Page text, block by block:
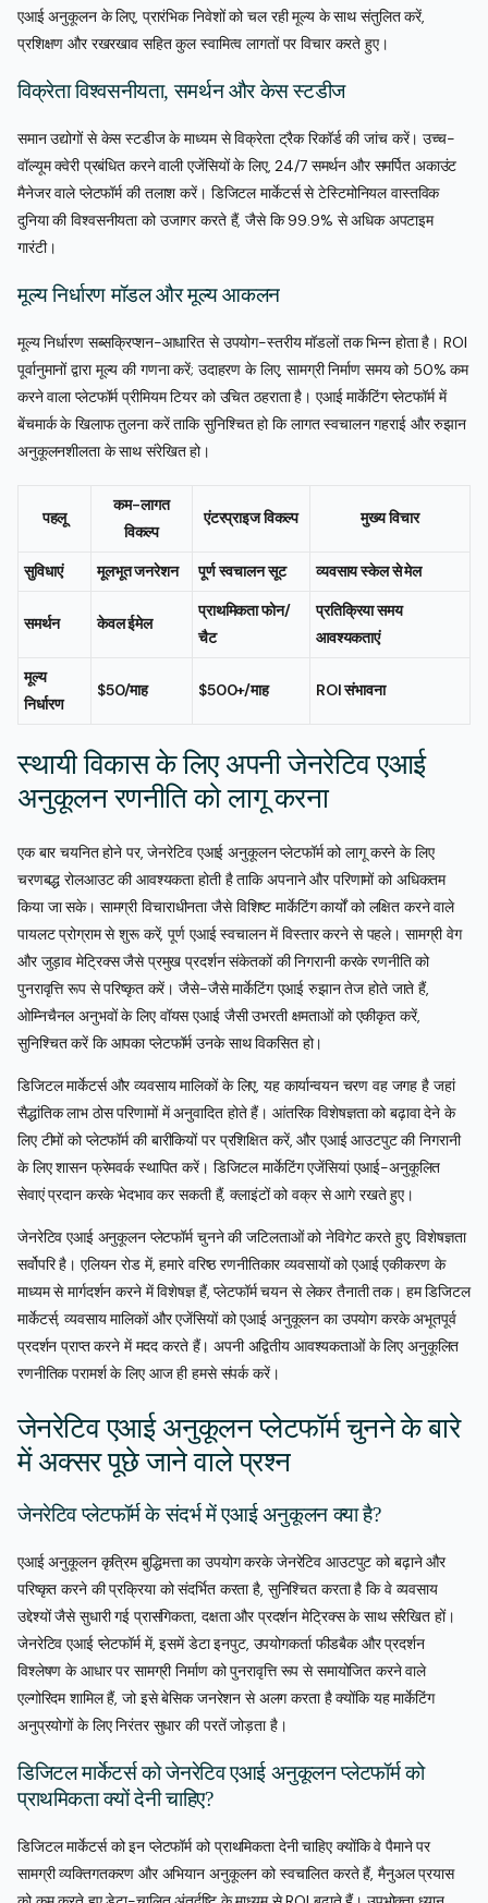
एआई अनुकूलन के लिए, प्रारंभिक निवेशों को चल रही मूल्य के साथ संतुलित करें,
प्रशिक्षण और रखरखाव सहित कुल स्वामित्व लागतों पर विचार करते हुए।
विक्रेता विश्वसनीयता, समर्थन और केस स्टडीज
समान उद्योगों से केस स्टडीज के माध्यम से विक्रेता ट्रैक रिकॉर्ड की जांच करें। उच्च-
वॉल्यूम क्वेरी प्रबंधित करने वाली एजेंसियों के लिए, 24/7 समर्थन और समर्पित अकाउंट
मैनेजर वाले प्लेटफॉर्म की तलाश करें। डिजिटल मार्केटर्स से टेस्टिमोनियल वास्तविक
दुनिया की विश्वसनीयता को उजागर करते हैं, जैसे कि 99.9% से अधिक अपटाइम
गारंटी।
मूल्य निर्धारण मॉडल और मूल्य आकलन
मूल्य निर्धारण सब्सक्रिप्शन-आधारित से उपयोग-स्तरीय मॉडलों तक भिन्न होता है। ROI
पूर्वानुमानों द्वारा मूल्य की गणना करें; उदाहरण के लिए, सामग्री निर्माण समय को 50% कम
करने वाला प्लेटफॉर्म प्रीमियम टियर को उचित ठहराता है। एआई मार्केटिंग प्लेटफॉर्म में
बेंचमार्क के खिलाफ तुलना करें ताकि सुनिश्चित हो कि लागत स्वचालन गहराई और रुझान
अनुकूलनशीलता के साथ संरेखित हो।
पहलू
कम-लागत
विकल्प
एंटरप्राइज विकल्प मुख्य विचार
सुविधाएं मूलभूत जनरेशन पूर्ण स्वचालन सूट व्यवसाय स्केल से मेल
समर्थन केवल ईमेल
प्राथमिकता फोन/
चैट
प्रतिक्रिया समय
आवश्यकताएं
मूल्य
निर्धारण
$50/माह $500+/माह ROI संभावना
स्थायी विकास के लिए अपनी जेनरेटिव एआई
अनुकूलन रणनीति को लागू करना
एक बार चयनित होने पर, जेनरेटिव एआई अनुकूलन प्लेटफॉर्म को लागू करने के लिए
चरणबद्ध रोलआउट की आवश्यकता होती है ताकि अपनाने और परिणामों को अधिकतम
किया जा सके। सामग्री विचाराधीनता जैसे विशिष्ट मार्केटिंग कार्यों को लक्षित करने वाले
पायलट प्रोग्राम से शुरू करें, पूर्ण एआई स्वचालन में विस्तार करने से पहले। सामग्री वेग
और जुड़ाव मेट्रिक्स जैसे प्रमुख प्रदर्शन संकेतकों की निगरानी करके रणनीति को
पुनरावृत्ति रूप से परिष्कृत करें। जैसे-जैसे मार्केटिंग एआई रुझान तेज होते जाते हैं,
ओम्निचैनल अनुभवों के लिए वॉयस एआई जैसी उभरती क्षमताओं को एकीकृत करें,
सुनिश्चित करें कि आपका प्लेटफॉर्म उनके साथ विकसित हो।
डिजिटल मार्केटर्स और व्यवसाय मालिकों के लिए, यह कार्यान्वयन चरण वह जगह है जहां
सैद्धांतिक लाभ ठोस परिणामों में अनुवादित होते हैं। आंतरिक विशेषज्ञता को बढ़ावा देने के
लिए टीमों को प्लेटफॉर्म की बारीकियों पर प्रशिक्षित करें, और एआई आउटपुट की निगरानी
के लिए शासन फ्रेमवर्क स्थापित करें। डिजिटल मार्केटिंग एजेंसियां एआई-अनुकूलित
सेवाएं प्रदान करके भेदभाव कर सकती हैं, क्लाइंटों को वक्र से आगे रखते हुए।
जेनरेटिव एआई अनुकूलन प्लेटफॉर्म चुनने की जटिलताओं को नेविगेट करते हुए, विशेषज्ञता
सर्वोपरि है। एलियन रोड में, हमारे वरिष्ठ रणनीतिकार व्यवसायों को एआई एकीकरण के
माध्यम से मार्गदर्शन करने में विशेषज्ञ हैं, प्लेटफॉर्म चयन से लेकर तैनाती तक। हम डिजिटल
मार्केटर्स, व्यवसाय मालिकों और एजेंसियों को एआई अनुकूलन का उपयोग करके अभूतपूर्व
प्रदर्शन प्राप्त करने में मदद करते हैं। अपनी अद्वितीय आवश्यकताओं के लिए अनुकूलित
रणनीतिक परामर्श के लिए आज ही हमसे संपर्क करें।
जेनरेटिव एआई अनुकूलन प्लेटफॉर्म चुनने के बारे
में अक्सर पूछे जाने वाले प्रश्न
जेनरेटिव प्लेटफॉर्म के संदर्भ में एआई अनुकूलन क्या है?
एआई अनुकूलन कृत्रिम बुद्धिमत्ता का उपयोग करके जेनरेटिव आउटपुट को बढ़ाने और
परिष्कृत करने की प्रक्रिया को संदर्भित करता है, सुनिश्चित करता है कि वे व्यवसाय
उद्देश्यों जैसे सुधारी गई प्रासंगिकता, दक्षता और प्रदर्शन मेट्रिक्स के साथ संरेखित हों।
जेनरेटिव एआई प्लेटफॉर्म में, इसमें डेटा इनपुट, उपयोगकर्ता फीडबैक और प्रदर्शन
विश्लेषण के आधार पर सामग्री निर्माण को पुनरावृत्ति रूप से समायोजित करने वाले
एल्गोरिदम शामिल हैं, जो इसे बेसिक जनरेशन से अलग करता है क्योंकि यह मार्केटिंग
अनुप्रयोगों के लिए निरंतर सुधार की परतें जोड़ता है।
डिजिटल मार्केटर्स को जेनरेटिव एआई अनुकूलन प्लेटफॉर्म को
प्राथमिकता क्यों देनी चाहिए?
डिजिटल मार्केटर्स को इन प्लेटफॉर्म को प्राथमिकता देनी चाहिए क्योंकि वे पैमाने पर
सामग्री व्यक्तिगतकरण और अभियान अनुकूलन को स्वचालित करते हैं, मैनुअल प्रयास